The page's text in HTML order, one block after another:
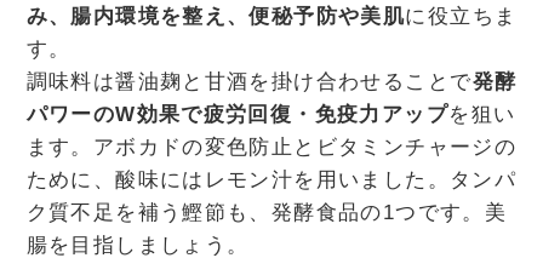
み、腸内環境を整え、便秘予防や美肌に役立ちま
す。
調味料は醤油麹と甘酒を掛け合わせることで発酵
パワーのW効果で疲労回復・免疫力アップを狙い
ます。アボカドの変色防止とビタミンチャージの
ために、酸味にはレモン汁を用いました。タンパ
ク質不足を補う鰹節も、発酵食品の1つです。美
腸を目指しましょう。